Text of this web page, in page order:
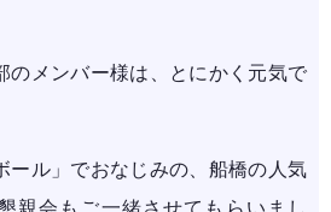
のメンバー様は、とにかく元気で
ール」でおなじみの、船橋の人気
親会もご一緒させてもらいまし